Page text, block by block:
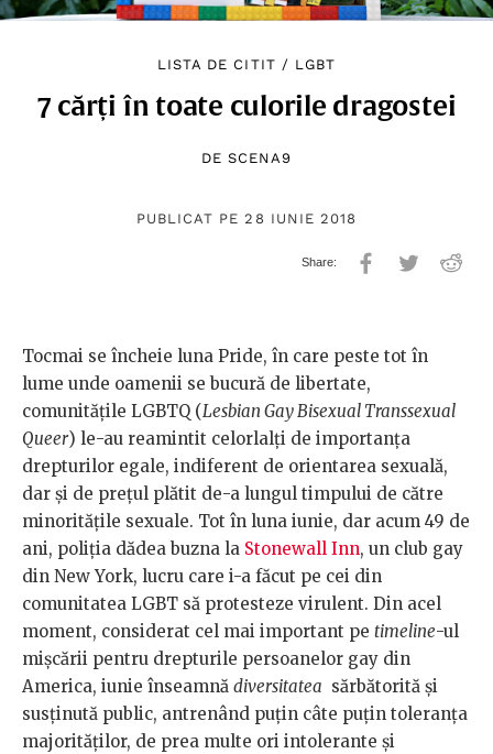
LISTA DE CITIT / LGBT
7 cărți în toate culorile dragostei
DE SCENA9
PUBLICAT PE 28 IUNIE 2018
Tocmai se încheie luna Pride, în care peste tot în
lume unde oamenii se bucură de libertate,
comunitățile LGBTQ (Lesbian Gay Bisexual Transsexual
Queer) le-au reamintit celorlalți de importanța
drepturilor egale, indiferent de orientarea sexuală,
dar și de prețul plătit de-a lungul timpului de către
minoritățile sexuale. Tot în luna iunie, dar acum 49 de
ani, poliția dădea buzna la Stonewall Inn, un club gay
din New York, lucru care i-a făcut pe cei din
comunitatea LGBT să protesteze virulent. Din acel
moment, considerat cel mai important pe timeline-ul
mișcării pentru drepturile persoanelor gay din
America, iunie înseamnă diversitatea sărbătorită și
susținută public, antrenând puțin câte puțin toleranța
majorităților, de prea multe ori intolerante și